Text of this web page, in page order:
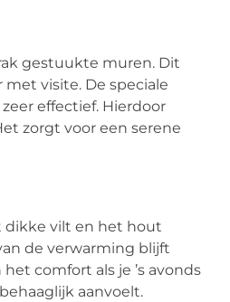
gestuukte muren. Dit
visite. De speciale
effectief. Hierdoor
zorgt voor een serene
dikke vilt en het hout
de verwarming blijft
comfort als je ’s avonds
aanvoelt.